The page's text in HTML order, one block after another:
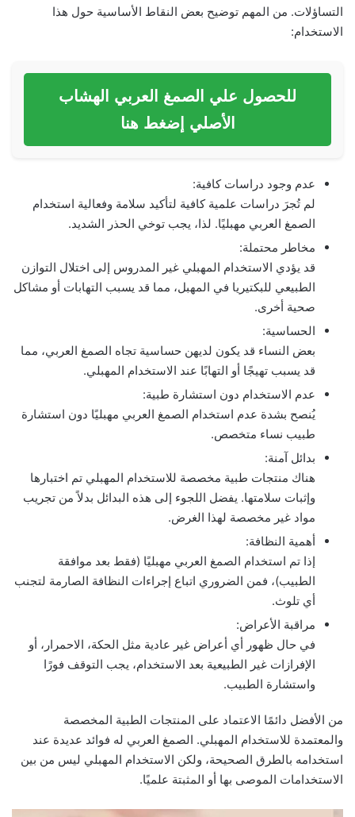
التساؤلات. من المهم توضيح بعض النقاط الأساسية حول هذا
الاستخدام:
للحصول علي الصمغ العربي الهشاب
الأصلي إضغط هنا
عدم وجود دراسات كافية:
لم تُجرَ دراسات علمية كافية لتأكيد سلامة وفعالية استخدام
الصمغ العربي مهبليًا. لذا، يجب توخي الحذر الشديد.
مخاطر محتملة:
قد يؤدي الاستخدام المهبلي غير المدروس إلى اختلال التوازن
الطبيعي للبكتيريا في المهبل، مما قد يسبب التهابات أو مشاكل
صحية أخرى.
الحساسية:
بعض النساء قد يكون لديهن حساسية تجاه الصمغ العربي، مما
قد يسبب تهيجًا أو التهابًا عند الاستخدام المهبلي.
عدم الاستخدام دون استشارة طبية:
يُنصح بشدة عدم استخدام الصمغ العربي مهبليًا دون استشارة
طبيب نساء متخصص.
بدائل آمنة:
هناك منتجات طبية مخصصة للاستخدام المهبلي تم اختبارها
وإثبات سلامتها. يفضل اللجوء إلى هذه البدائل بدلاً من تجريب
مواد غير مخصصة لهذا الغرض.
أهمية النظافة:
إذا تم استخدام الصمغ العربي مهبليًا (فقط بعد موافقة
الطبيب)، فمن الضروري اتباع إجراءات النظافة الصارمة لتجنب
أي تلوث.
مراقبة الأعراض:
في حال ظهور أي أعراض غير عادية مثل الحكة، الاحمرار، أو
الإفرازات غير الطبيعية بعد الاستخدام، يجب التوقف فورًا
واستشارة الطبيب.
من الأفضل دائمًا الاعتماد على المنتجات الطبية المخصصة
والمعتمدة للاستخدام المهبلي. الصمغ العربي له فوائد عديدة عند
استخدامه بالطرق الصحيحة، ولكن الاستخدام المهبلي ليس من بين
الاستخدامات الموصى بها أو المثبتة علميًا.